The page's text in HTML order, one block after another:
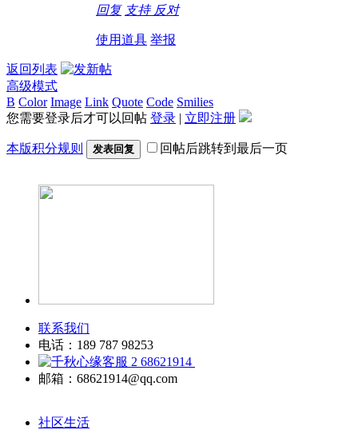
回复 支持 反对
使用道具 举报
返回列表
高级模式
B Color Image Link Quote Code Smilies
您需要登录后才可以回帖 登录 | 立即注册
本版积分规则 发表回复 回帖后跳转到最后一页
联系我们
电话：189 787 98253
68621914
邮箱：68621914@qq.com
社区生活